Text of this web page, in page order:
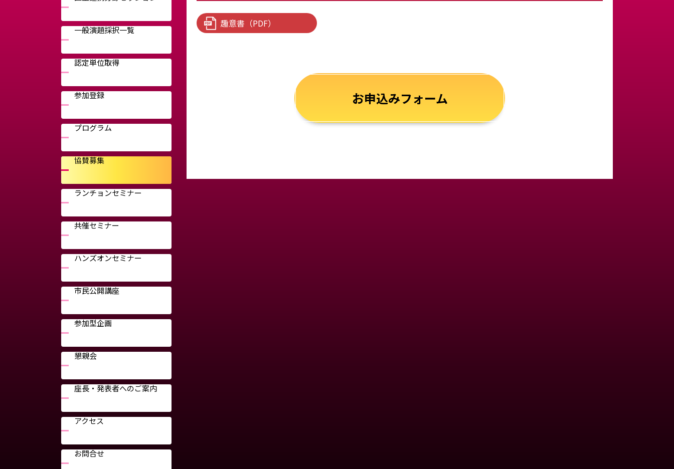
一般演題採択一覧
認定単位取得
参加登録
プログラム
協賛募集
ランチョンセミナー
共催セミナー
ハンズオンセミナー
市民公開講座
参加型企画
懇親会
座長・発表者へのご案内
アクセス
お問合せ
趣意書（PDF）
お申込みフォーム